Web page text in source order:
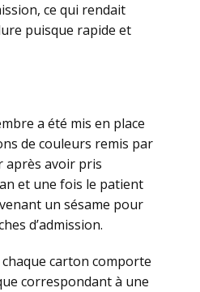
ce qui rendait
puisque rapide et
a été mis en place
de couleurs remis par
après avoir pris
et une fois le patient
un sésame pour
d’admission.
carton comporte
correspondant à une